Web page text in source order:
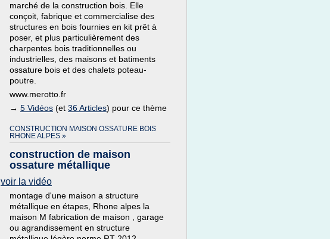
marché de la construction bois. Elle
conçoit, fabrique et commercialise des
structures en bois fournies en kit prêt à
poser, et plus particulièrement des
charpentes bois traditionnelles ou
industrielles, des maisons et batiments
ossature bois et des chalets poteau-
poutre.
www.merotto.fr
→ 5 Vidéos (et 36 Articles) pour ce thème
CONSTRUCTION MAISON OSSATURE BOIS
RHONE ALPES »
construction de maison
ossature métallique
voir la vidéo
montage d'une maison a structure
métallique en étapes, Rhone alpes la
maison M fabrication de maison , garage
ou agrandissement en structure